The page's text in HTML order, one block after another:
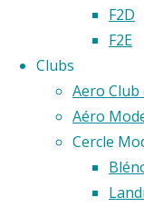
F2D
F2E
Clubs
Aero Club
Aéro
Cercle